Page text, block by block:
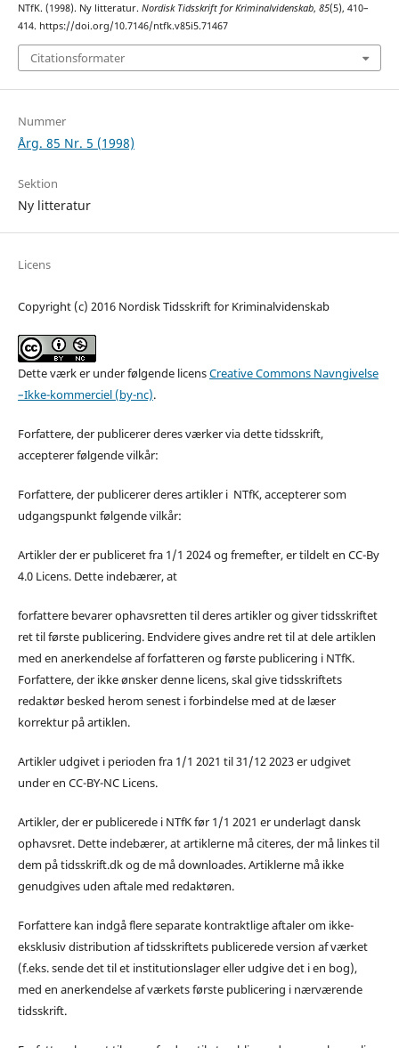
NTfK. (1998). Ny litteratur. Nordisk Tidsskrift for Kriminalvidenskab, 85(5), 410–
414. https://doi.org/10.7146/ntfk.v85i5.71467
Citationsformater
Nummer
Årg. 85 Nr. 5 (1998)
Sektion
Ny litteratur
Licens
Copyright (c) 2016 Nordisk Tidsskrift for Kriminalvidenskab
Dette værk er under følgende licensCreative Commons Navngivelse
–Ikke-kommerciel (by-nc).
Forfattere, der publicerer deres værker via dette tidsskrift,
accepterer følgende vilkår:
Forfattere, der publicerer deres artikler i NTfK, accepterer som
udgangspunkt følgende vilkår:
Artikler der er publiceret fra 1/1 2024 og fremefter, er tildelt en CC-By
4.0 Licens. Dette indebærer, at
forfattere bevarer ophavsretten til deres artikler og giver tidsskriftet
ret til første publicering. Endvidere gives andre ret til at dele artiklen
med en anerkendelse af forfatteren og første publicering i NTfK.
Forfattere, der ikke ønsker denne licens, skal give tidsskriftets
redaktør besked herom senest i forbindelse med at de læser
korrektur på artiklen.
Artikler udgivet i perioden fra 1/1 2021 til 31/12 2023 er udgivet
under en CC-BY-NC Licens.
Artikler, der er publicerede i NTfK før 1/1 2021 er underlagt dansk
ophavsret. Dette indebærer, at artiklerne må citeres, der må linkes til
dem på tidsskrift.dk og de må downloades. Artiklerne må ikke
genudgives uden aftale med redaktøren.
Forfattere kan indgå flere separate kontraktlige aftaler om ikke-
eksklusiv distribution af tidsskriftets publicerede version af værket
(f.eks. sende det til et institutionslager eller udgive det i en bog),
med en anerkendelse af værkets første publicering i nærværende
tidsskrift.